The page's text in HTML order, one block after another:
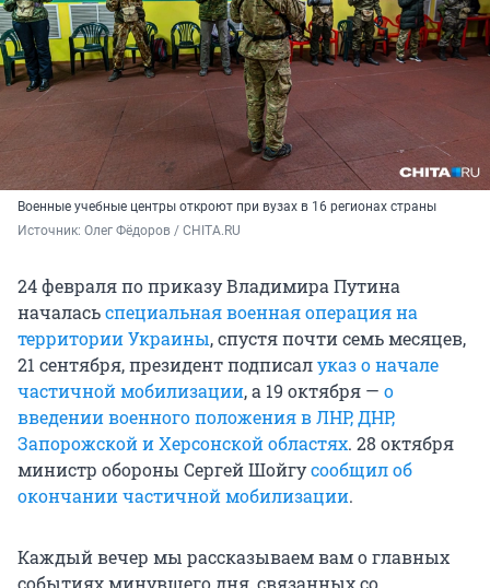
Военные учебные центры откроют при вузах в 16 регионах страны
Источник: Олег Фёдоров / CHITA.RU
24 февраля по приказу Владимира Путина
началасьспециальная военная операция на
территории Украины, спустя почти семь месяцев,
21 сентября, президент подписалуказ о начале
частичной мобилизации, а 19 октября — о
введении военного положения в ЛНР, ДНР,
Запорожской и Херсонской областях. 28 октября
министр обороны Сергей Шойгусообщил об
окончании частичной мобилизации.
Каждый вечер мы рассказываем вам о главных
событиях минувшего дня, связанных со